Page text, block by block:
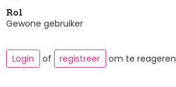
Rol
Gewone gebruiker
Login of registreer om te reageren